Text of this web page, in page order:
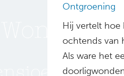
Ontgroening
Hij vertelt hoe
ochtends van
Als ware het